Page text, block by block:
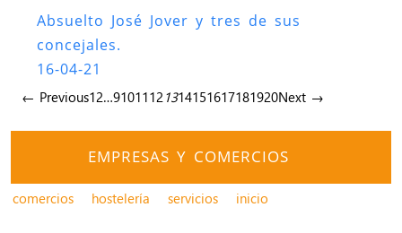
Absuelto José Jover y tres de sus
concejales.
16-04-21
← Previous12…91011121314151617181920Next →
EMPRESAS Y COMERCIOS
comercios hostelería servicios inicio